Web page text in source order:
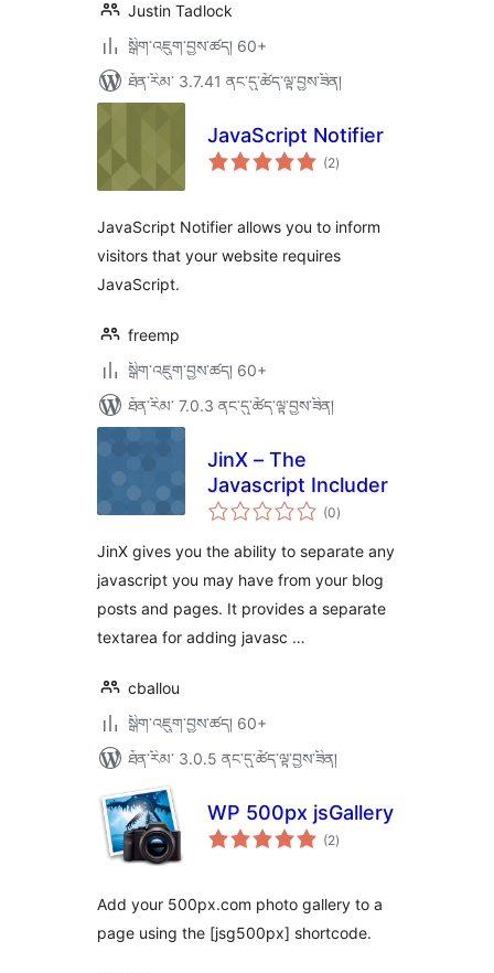
Justin Tadlock
སྒྲིག་འཇུག་བྱས་ཚད། 60+
ཐོན་རིམ་ 3.7.41 ནང་དུ་ཚོད་ལྟ་བྱས་ཟིན།
JavaScript Notifier
(2གདེང་
འཇོག་
)
JavaScript Notifier allows you to inform
visitors that your website requires
JavaScript.
freemp
སྒྲིག་འཇུག་བྱས་ཚད། 60+
ཐོན་རིམ་ 7.0.3 ནང་དུ་ཚོད་ལྟ་བྱས་ཟིན།
JinX – The
Javascript Includer
(0གདེང་
འཇོག་
ཚང་།
)
JinX gives you the ability to separate any
javascript you may have from your blog
posts and pages. It provides a separate
textarea for adding javasc …
cballou
སྒྲིག་འཇུག་བྱས་ཚད། 60+
ཐོན་རིམ་ 3.0.5 ནང་དུ་ཚོད་ལྟ་བྱས་ཟིན།
WP 500px jsGallery
(2གདེང་
འཇོག་
)
Add your 500px.com photo gallery to a
page using the [jsg500px] shortcode.